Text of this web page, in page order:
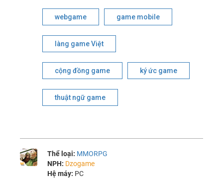
webgame game mobile
làng game Việt
cộng đồng game ký ức game
thuật ngữ game
Thể loại: MMORPG
NPH: Dzogame
Hệ máy: PC